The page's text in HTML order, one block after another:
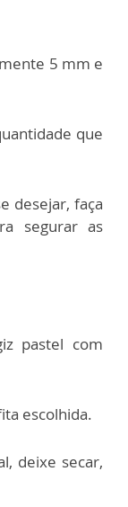
5 mm e
que
desejar, faça
segurar as
pastel com
escolhida.
deixe secar,